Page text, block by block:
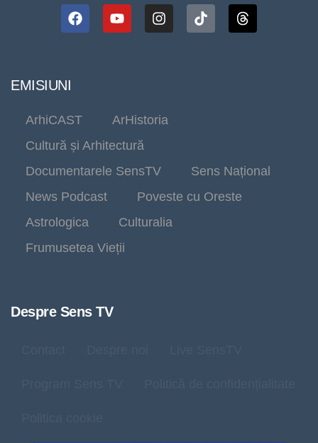
EMISIUNI
ArhiCAST
ArHistoria
Cultură și Arhitectură
Documentarele SensTV
Sens Național
News Podcast
Poveste cu Oreste
Astrologica
Culturalia
Frumusetea Vieții
Despre Sens TV